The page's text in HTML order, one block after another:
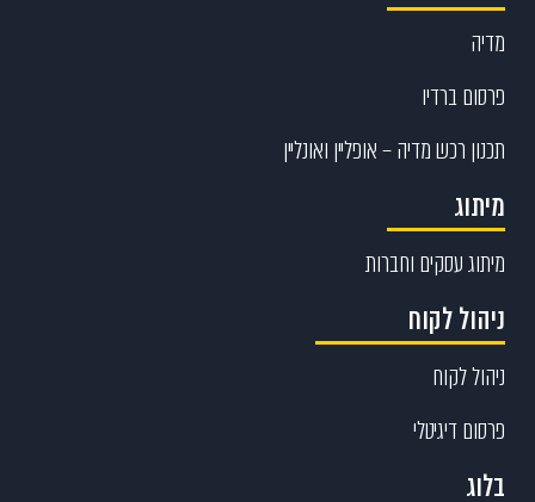
מדיה
פרסום ברדיו
תכנון רכש מדיה – אופליין ואונליין
מיתוג
מיתוג עסקים וחברות
ניהול לקוח
ניהול לקוח
פרסום דיגיטלי
בלוג